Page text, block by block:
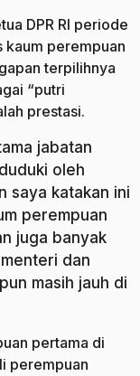
DPR RI periode
perempuan
terpilihnya
“putri
prestasi.
jabatan
oleh
saya katakan ini
perempuan
juga banyak
dan
masih jauh di
pertama di
perempuan